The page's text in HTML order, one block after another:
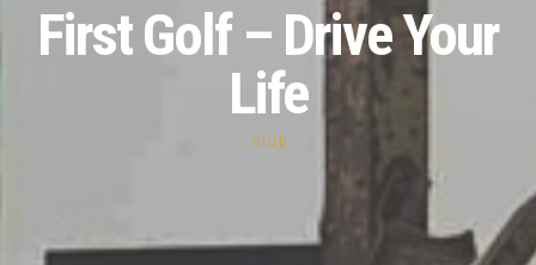
First Golf – Drive Your
Life
.club